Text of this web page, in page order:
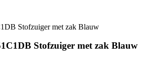
Stofzuiger met zak Blauw